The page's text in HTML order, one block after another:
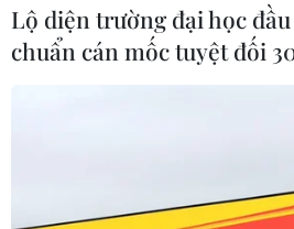
Lộ diện trường đại học
chuẩn cán mốc tuyệt đối